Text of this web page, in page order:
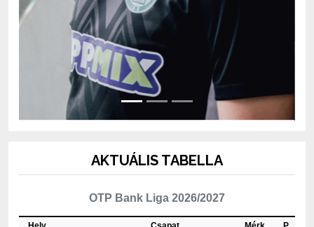
OTP Bank Liga 2026/2027
Csapat
1 ETO FC Győr 2 4